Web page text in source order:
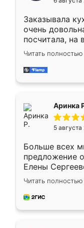
мебели буду
Заказывала
очень
посчитала, на
Замерщик
делу со всей
за день,
Читать полностью
Аринка
5
Больше всех
предложение
Елены
короткие
для замера
предложил по
Читать полностью